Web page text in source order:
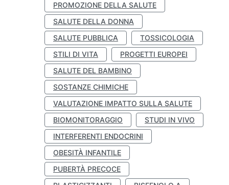
PROMOZIONE DELLA SALUTE
SALUTE DELLA DONNA
SALUTE PUBBLICA
TOSSICOLOGIA
STILI DI VITA
PROGETTI EUROPEI
SALUTE DEL BAMBINO
SOSTANZE CHIMICHE
VALUTAZIONE IMPATTO SULLA SALUTE
BIOMONITORAGGIO
STUDI IN VIVO
INTERFERENTI ENDOCRINI
OBESITÀ INFANTILE
PUBERTÀ PRECOCE